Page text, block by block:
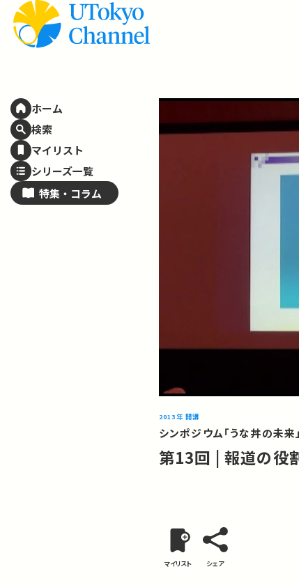
ホーム
検索
マイリスト
シリーズ一覧
特集・ コラム
2013年 開講
シンポジウム「うな丼の未来」
第13回 | 報道の役
マイリスト シェア